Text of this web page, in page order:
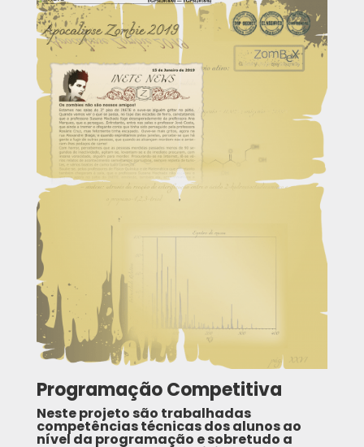
Programação Competitiva
Neste projeto são trabalhadas
competências técnicas dos alunos ao
nível da programação e sobretudo a